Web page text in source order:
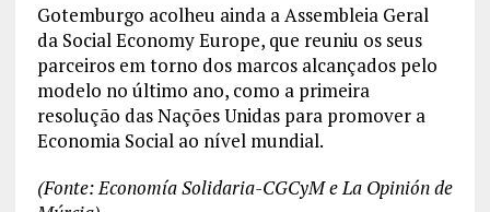
Gotemburgo acolheu ainda a Assembleia Geral
da Social Economy Europe, que reuniu os seus
parceiros em torno dos marcos alcançados pelo
modelo no último ano, como a primeira
resolução das Nações Unidas para promover a
Economia Social ao nível mundial.
(Fonte: Economía Solidaria-CGCyM e La Opinión de